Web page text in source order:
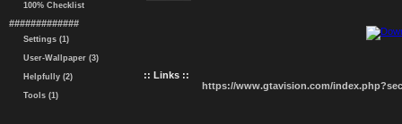
100% Checklist
#############
Settings (1)
User-Wallpaper (3)
Helpfully (2)
Tools (1)
:: Links ::
https://www.gtavision.com/